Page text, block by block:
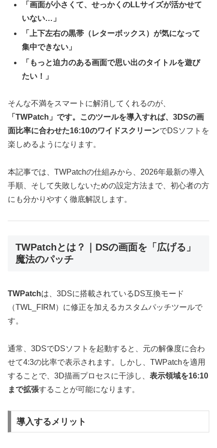
「画面が小さくて、せっかくのLLサイズが活かせて
いない…」
「上下左右の黒帯（レターボックス）が気になって
集中できない」
「もっと迫力のある画面で思い出のタイトルを遊び
たい！」
そんな不満をスマートに解消してくれるのが、
「TWPatch」です。このツールを導入すれば、3DSの画
面比率に合わせた16:10のワイドスクリーンでDSソフトを
楽しめるようになります。
本記事では、TWPatchの仕組みから、2026年最新の導入
手順、そして失敗しないための設定方法まで、初心者の方
にも分かりやすく徹底解説します。
TWPatchとは？｜DSの画面を「広げる」
魔法のパッチ
TWPatchは、3DSに搭載されているDS互換モード
（TWL_FIRM）に修正を加えるカスタムパッチツールで
す。
通常、3DSでDSソフトを起動すると、元の解像度に合わ
せて4:3の比率で表示されます。しかし、TWPatchを適用
することで、3D描画プロセスに干渉し、 表示領域を16:10
まで拡張することが可能になります。
導入するメリット